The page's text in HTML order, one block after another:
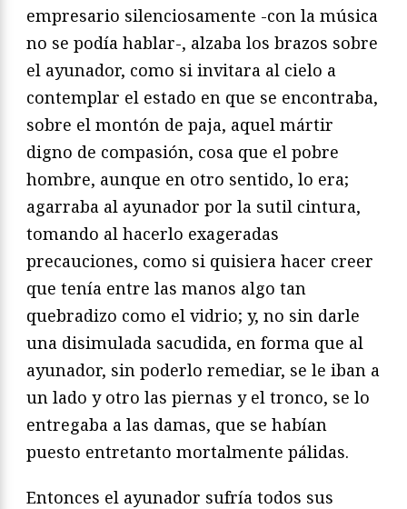
empresario silenciosamente -con la música
no se podía hablar-, alzaba los brazos sobre
el ayunador, como si invitara al cielo a
contemplar el estado en que se encontraba,
sobre el montón de paja, aquel mártir
digno de compasión, cosa que el pobre
hombre, aunque en otro sentido, lo era;
agarraba al ayunador por la sutil cintura,
tomando al hacerlo exageradas
precauciones, como si quisiera hacer creer
que tenía entre las manos algo tan
quebradizo como el vidrio; y, no sin darle
una disimulada sacudida, en forma que al
ayunador, sin poderlo remediar, se le iban a
un lado y otro las piernas y el tronco, se lo
entregaba a las damas, que se habían
puesto entretanto mortalmente pálidas.
Entonces el ayunador sufría todos sus